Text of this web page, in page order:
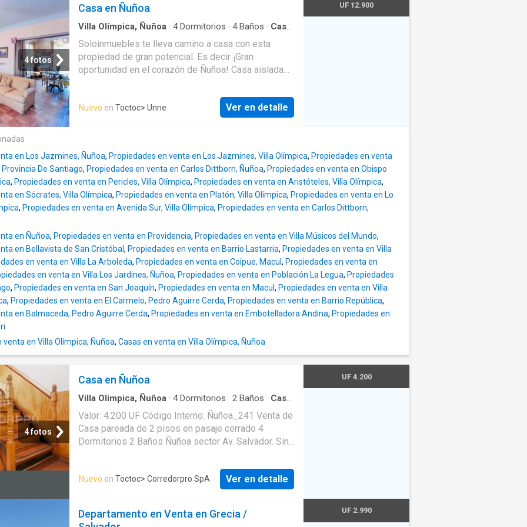
pasillo, parquet living-comedor
4 fotos
Casa en Ñuñoa
Villa Olímpica, Ñuñoa · 4Dormitorios · 4Baños · Casa
Soloinmuebles te lleva camino a casa con esta
propiedad de gran potencial. Es decir ¡Gran
oportunidad en el corazón de Ñuñoa! Casa aislada
remodelar y convertir en una elegante casa familiar
de estilo clásico o en oficinas para empresas que
dormitorios 4 baños 5 estacionamientos. Si estás
buscando metros reales ubicación estratégica y
potencial de valorización esta casa en Ñuñoa es
simplemente difícil de igualar. Ubicada entre
General Pedro Pablo Dartnelly Suárez Mujica en
consolidados de la comuna esta propiedad combina
amplitud solidez constructiva y proyección. Sector
tranquilo y residencial cercano a servicios
supermercados colegios áreas verdes y con
excelente conectividad hacia Av. Irarrázaval Grecia y
principales vías estructurales. LO QUE LA HACE
DIFERENTE: 192 m
Nuevo en Toctoc> Unne Ver en detalle
UF 12.900
en Los Jazmines, Ñuñoa, Propiedades en venta en Los Jazmines, Villa Olímpica, Propiedades en venta
De Santiago, Propiedades en venta en Carlos Dittborn, Ñuñoa, Propiedades en venta en Obispo
, Propiedades en venta en Pericles, Villa Olímpica, Propiedades en venta en Aristóteles, Villa Olímpica,
en Sócrates, Villa Olímpica, Propiedades en venta en Platón, Villa Olímpica, Propiedades en venta en Lo
, Propiedades en venta en Avenida Sur, Villa Olímpica, Propiedades en venta en Carlos Dittborn,
en Ñuñoa, Propiedades en venta en Providencia, Propiedades en venta en Villa Músicos del Mundo,
en Bellavista de San Cristóbal , Propiedades en venta en Barrio Lastarria, Propiedades en venta en Villa
en venta en Villa La Arboleda, Propiedades en venta en Coipue, Macul , Propiedades en venta en
en venta en Villa Los Jardines, Ñuñoa, Propiedades en venta en Población La Legua, Propiedades
, Propiedades en venta en San Joaquín, Propiedades en venta en Macul , Propiedades en venta en Villa
, Propiedades en venta en El Carmelo, Pedro Aguirre Cerda, Propiedades en venta en Barrio República,
en Balmaceda, Pedro Aguirre Cerda, Propiedades en venta en Embotelladora Andina, Propiedades en
en Villa Olímpica, Ñuñoa, Casas en venta en Villa Olímpica, Ñuñoa
4 fotos
Casa en Ñuñoa
Villa Olímpica, Ñuñoa · 4Dormitorios · 2 Baños · Casa
Zona de secado
Valor: 4.200 UF Código Interno: Ñuñoa_241 Venta de
Casa pareada de 2 pisos en pasaje cerrado 4
Dormitorios 2 Baños Ñuñoa sector Av. Salvador. Sin
terreno. * Orientación Norte (Frontis). Pareada por
oriente y poniente. * Primer piso: Amplio living
comedor cocina tradicional y baño de visitas. Tiene
logia y terraza. La logia cuenta con instalación para
Nuevo en Toctoc> Corredorpro SpA Ver en detalle
UF 4.200
Departamento en Venta en Grecia /
UF 2.990